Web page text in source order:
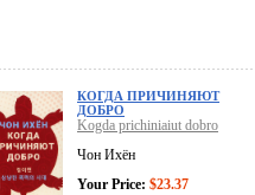
КОГДА ПРИЧИНЯЮТ
ДОБРО
Kogda prichiniaiut dobro
Чон Ихён
Your Price: $23.37